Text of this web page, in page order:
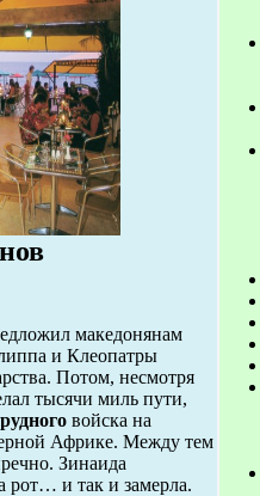
македонянам
и Клеопатры
Потом, несмотря
тысячи миль пути,
войска на
Африке. Между тем
Зинаида
рот… и так и замерла.